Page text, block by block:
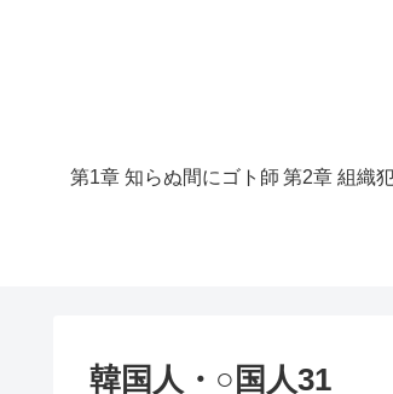
第1章 知らぬ間にゴト師 第2章 組織
韓国人・○国人31